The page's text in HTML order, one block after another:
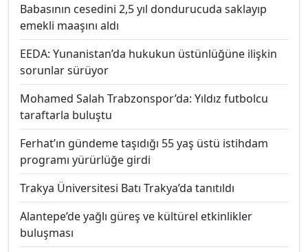
Babasının cesedini 2,5 yıl dondurucuda saklayıp
emekli maaşını aldı
EEDA: Yunanistan’da hukukun üstünlüğüne ilişkin
sorunlar sürüyor
Mohamed Salah Trabzonspor’da: Yıldız futbolcu
taraftarla buluştu
Ferhat’ın gündeme taşıdığı 55 yaş üstü istihdam
programı yürürlüğe girdi
Trakya Üniversitesi Batı Trakya’da tanıtıldı
Alantepe’de yağlı güreş ve kültürel etkinlikler
buluşması